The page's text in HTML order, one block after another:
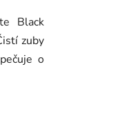
Black
zuby
o